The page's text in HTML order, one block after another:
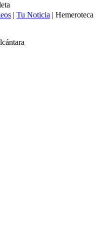
| Tu Noticia | Hemeroteca